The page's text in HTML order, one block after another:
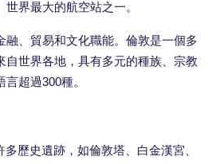
界最大的航空站之一。
融、貿易和文化職能。倫敦是一個多
自世界各地，具有多元的種族、宗教
超過300種。
多歷史遺跡，如倫敦塔、白金漢宮、